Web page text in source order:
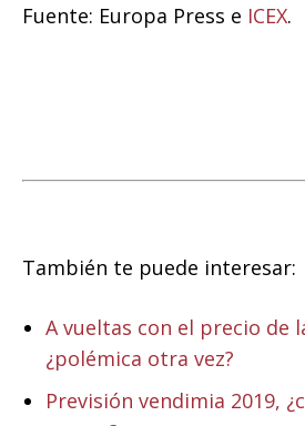
Fuente: Europa Press e ICEX.
También te puede interesar:
A vueltas con el precio de
¿polémica otra vez?
Previsión vendimia 2019,